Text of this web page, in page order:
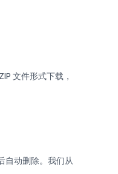
文件形式下载，
自动删除。我们从